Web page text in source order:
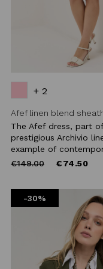
+ 2
Afef linen blend
The Afef dress, part
prestigious Archivio
example of
Price
€149.00to €74.50
-30%